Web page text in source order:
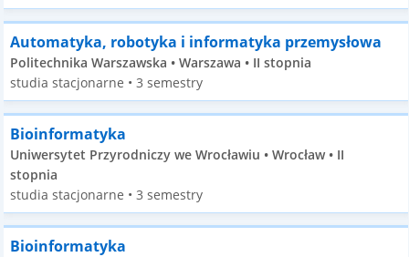
Automatyka, robotyka i informatyka przemysłowa
Politechnika Warszawska • Warszawa • II stopnia
studia stacjonarne • 3 semestry
Bioinformatyka
Uniwersytet Przyrodniczy we Wrocławiu • Wrocław • II
stopnia
studia stacjonarne • 3 semestry
Bioinformatyka